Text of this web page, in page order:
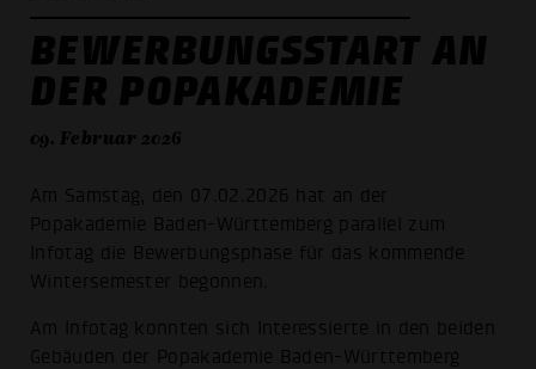
BEWERBUNGSSTART AN
DER POPAKADEMIE
09. Februar 2026
Am Samstag, den 07.02.2026 hat an der
Popakademie Baden-Württemberg parallel zum
Infotag die Bewerbungsphase für das kommende
Wintersemester begonnen.
Am Infotag konnten sich Interessierte in den beiden
Gebäuden der Popakademie Baden-Württemberg